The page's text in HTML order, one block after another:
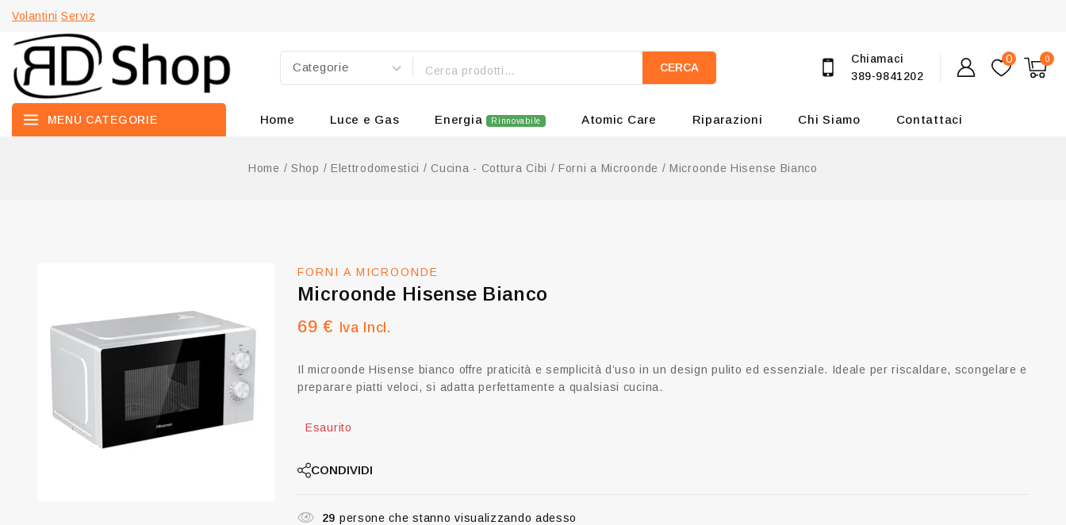
Volantini Serviz
CERCA
Chiamaci
389-9841202
0 0
MENÙ CATEGORIE Home Luce e Gas Energia Rinnovabile Atomic Care Riparazioni Chi Siamo Contattaci
Home / Shop / Elettrodomestici / Cucina - Cottura Cibi / Forni a Microonde / Microonde Hisense Bianco
FORNI A MICROONDE
Microonde Hisense Bianco
69€ Iva Incl.
Il microonde Hisense bianco offre praticità e semplicità d’uso in un design pulito ed essenziale. Ideale per riscaldare, scongelare e
preparare piatti veloci, si adatta perfettamente a qualsiasi cucina.
Esaurito
CONDIVIDI
29 persone che stanno visualizzando adesso